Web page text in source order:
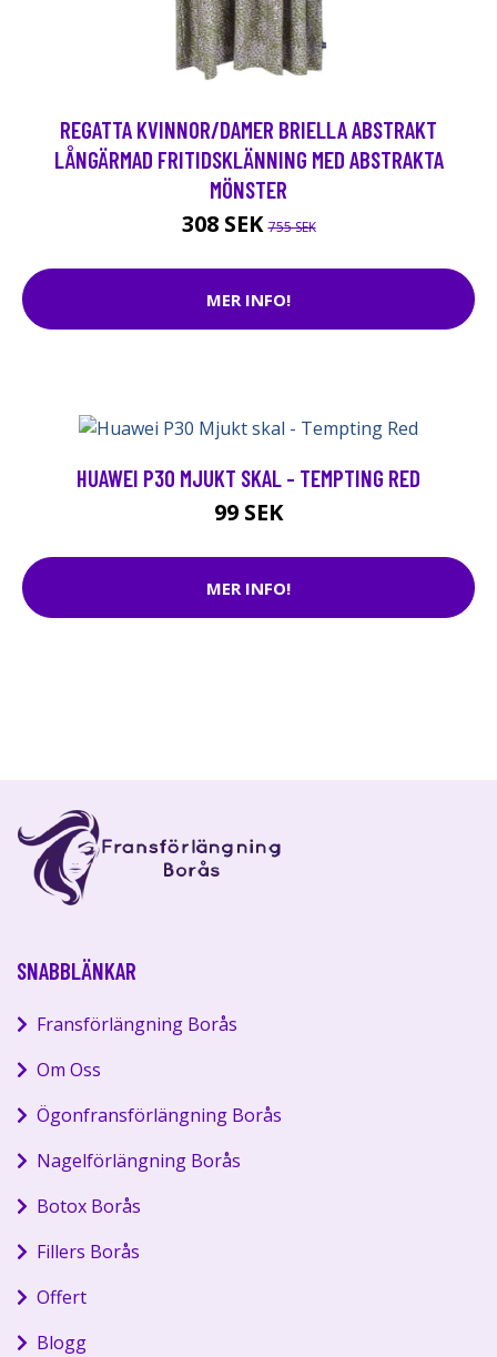
REGATTA KVINNOR/DAMER BRIELLA ABSTRAKT
LÅNGÄRMAD FRITIDSKLÄNNING MED ABSTRAKTA
MÖNSTER
308 SEK755 SEK
MER INFO!
HUAWEI P30 MJUKT SKAL - TEMPTING RED
99 SEK
MER INFO!
SNABBLÄNKAR
Fransförlängning Borås
Om Oss
Ögonfransförlängning Borås
Nagelförlängning Borås
Botox Borås
Fillers Borås
Offert
Blogg